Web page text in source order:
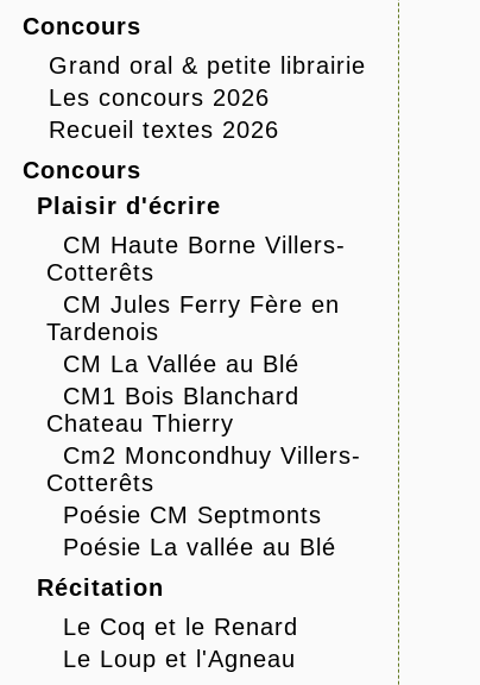
Concours
Grand oral & petite librairie
Les concours 2026
Recueil textes 2026
Concours
Plaisir d'écrire
CM Haute Borne Villers-
Cotterêts
CM Jules Ferry Fère en
Tardenois
CM La Vallée au Blé
CM1 Bois Blanchard
Chateau Thierry
Cm2 Moncondhuy Villers-
Cotterêts
Poésie CM Septmonts
Poésie La vallée au Blé
Récitation
Le Coq et le Renard
Le Loup et l'Agneau